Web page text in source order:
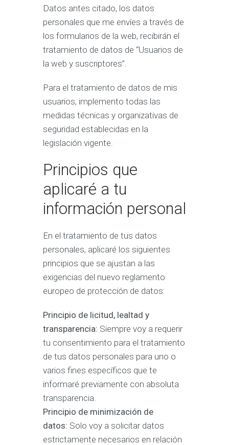
Datos antes citado, los datos
personales que me envíes a través de
los formularios de la web, recibirán el
tratamiento de datos de “Usuarios de
la web y suscriptores”.
Para el tratamiento de datos de mis
usuarios, implemento todas las
medidas técnicas y organizativas de
seguridad establecidas en la
legislación vigente.
Principios que
aplicaré a tu
información personal
En el tratamiento de tus datos
personales, aplicaré los siguientes
principios que se ajustan a las
exigencias del nuevo reglamento
europeo de protección de datos:
Principio de licitud, lealtad y
transparencia: Siempre voy a requerir
tu consentimiento para el tratamiento
de tus datos personales para uno o
varios fines específicos que te
informaré previamente con absoluta
transparencia.
Principio de minimización de
datos: Solo voy a solicitar datos
estrictamente necesarios en relación